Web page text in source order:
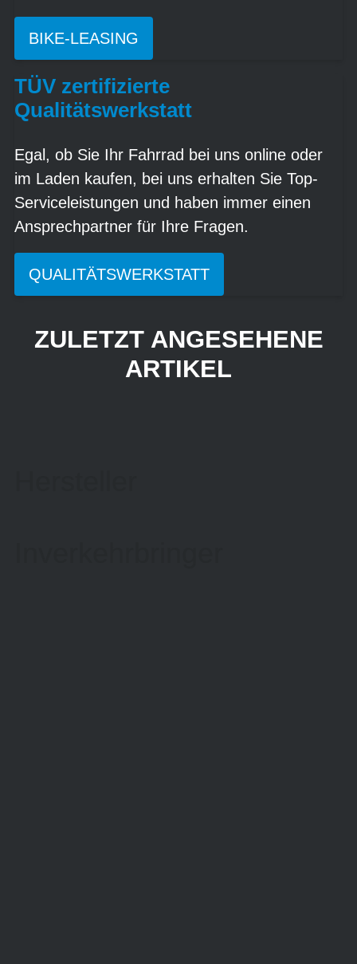
BIKE-LEASING
TÜV zertifizierte
Qualitätswerkstatt
Egal, ob Sie Ihr Fahrrad bei uns online oder
im Laden kaufen, bei uns erhalten Sie Top-
Serviceleistungen und haben immer einen
Ansprechpartner für Ihre Fragen.
QUALITÄTSWERKSTATT
ZULETZT ANGESEHENE
ARTIKEL